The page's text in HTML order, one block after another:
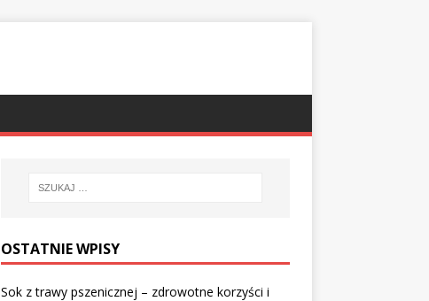
OSTATNIE WPISY
Sok z trawy pszenicznej – zdrowotne korzyści i